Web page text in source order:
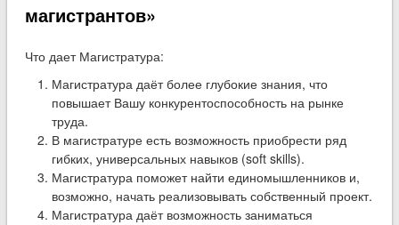
магистрантов»
Что дает Магистратура:
Магистратура даёт более глубокие знания, что
повышает Вашу конкурентоспособность на рынке
труда.
В магистратуре есть возможность приобрести ряд
гибких, универсальных навыков (soft skills).
Магистратура поможет найти единомышленников и,
возможно, начать реализовывать собственный проект.
Магистратура даёт возможность заниматься